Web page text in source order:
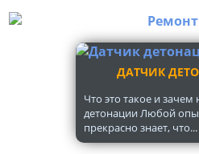
ДАТЧИК
Что это такое и
детонации Любой
прекрасно знает, что...